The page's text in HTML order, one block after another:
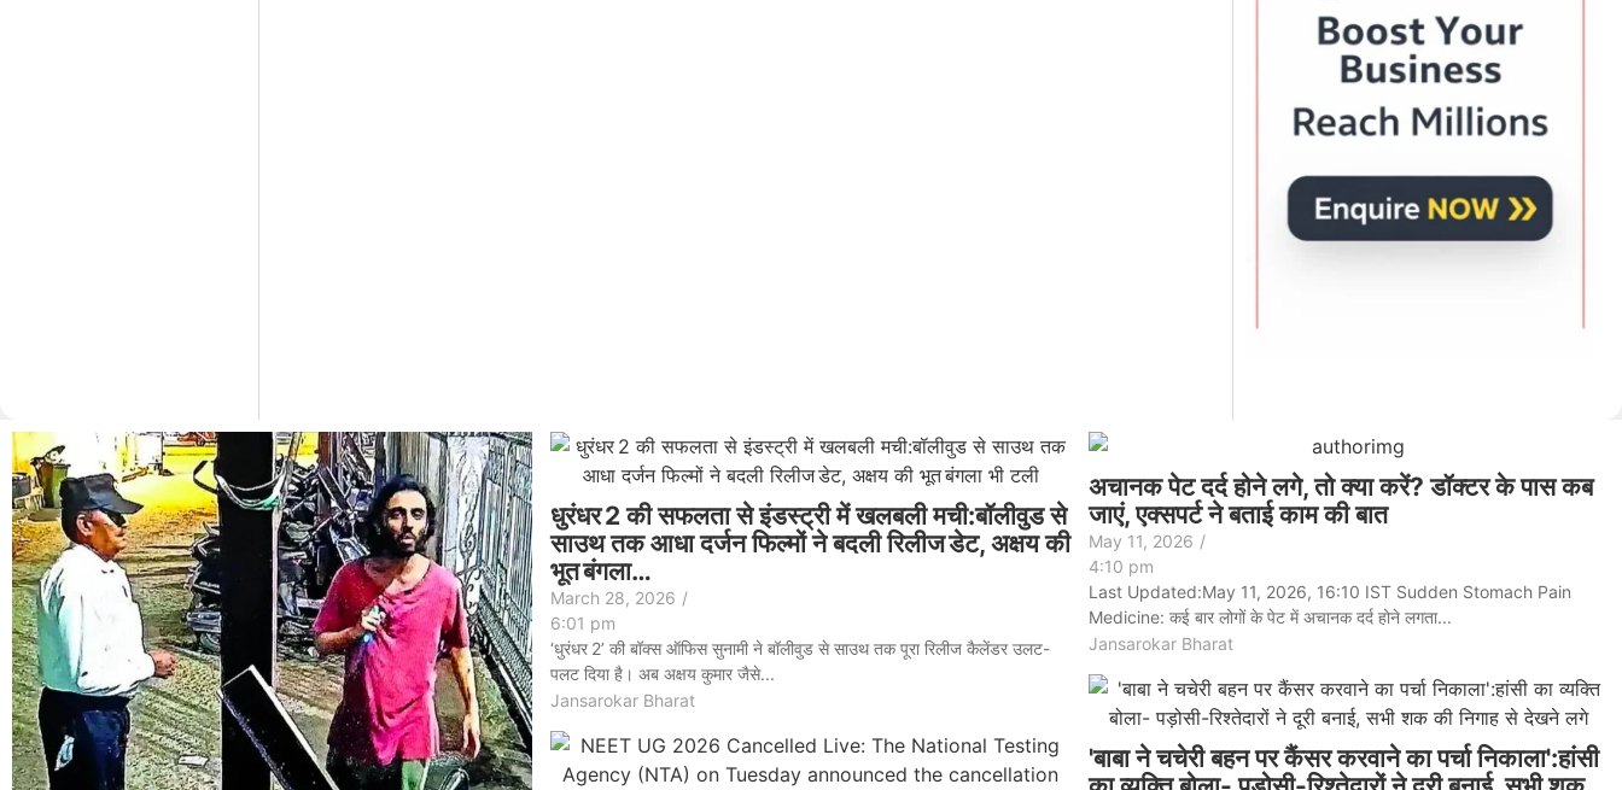
धुरंधर 2 की सफलता से इंडस्ट्री में खलबली मची:बॉलीवुड से
साउथ तक आधा दर्जन फिल्मों ने बदली रिलीज डेट, अक्षय की
भूत बंगला…
March 28, 2026 /
6:01 pm
‘धुरंधर 2’ की बॉक्स ऑफिस सुनामी ने बॉलीवुड से साउथ तक पूरा रिलीज कैलेंडर उलट-
पलट दिया है। अब अक्षय कुमार जैसे...
Jansarokar Bharat
अचानक पेट दर्द होने लगे, तो क्या करें? डॉक्टर के पास कब
जाएं, एक्सपर्ट ने बताई काम की बात
May 11, 2026 /
4:10 pm
Last Updated:May 11, 2026, 16:10 IST Sudden Stomach Pain
Medicine: कई बार लोगों के पेट में अचानक दर्द होने लगता...
Jansarokar Bharat
'बाबा ने चचेरी बहन पर कैंसर करवाने का पर्चा निकाला':हांसी